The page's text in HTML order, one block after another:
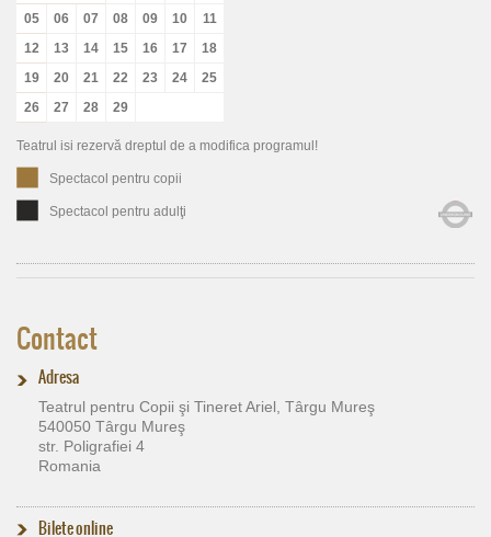
05
06 07 08 09 10
11
12
13 14 15 16 17
18
19
20 21 22 23 24
25
26
27 28 29
Teatrul isi rezervă dreptul de a modifica programul!
Spectacol pentru copii
Spectacol pentru adulţi
Contact
Adresa
Teatrul pentru Copii şi Tineret Ariel, Târgu Mureş
540050 Târgu Mureş
str. Poligrafiei 4
Romania
Bilete online